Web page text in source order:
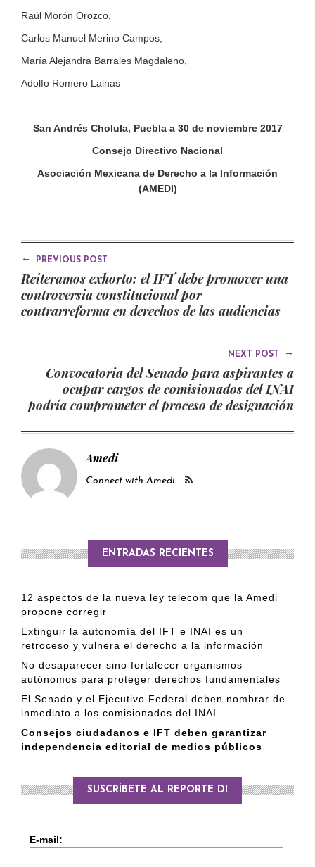
Raúl Morón Orozco,
Carlos Manuel Merino Campos,
María Alejandra Barrales Magdaleno,
Adolfo Romero Lainas
San Andrés Cholula, Puebla a 30 de noviembre 2017
Consejo Directivo Nacional
Asociación Mexicana de Derecho a la Información
(AMEDI)
← PREVIOUS POST
Reiteramos exhorto: el IFT debe promover una
controversia constitucional por
contrarreforma en derechos de las audiencias
NEXT POST →
Convocatoria del Senado para aspirantes a
ocupar cargos de comisionados del INAI
podría comprometer el proceso de designación
Amedi
Connect with Amedi
ENTRADAS RECIENTES
12 aspectos de la nueva ley telecom que la Amedi
propone corregir
Extinguir la autonomía del IFT e INAI es un
retroceso y vulnera el derecho a la información
No desaparecer sino fortalecer organismos
autónomos para proteger derechos fundamentales
El Senado y el Ejecutivo Federal deben nombrar de
inmediato a los comisionados del INAI
Consejos ciudadanos e IFT deben garantizar
independencia editorial de medios públicos
SUSCRÍBETE AL REPORTE DI
E-mail: